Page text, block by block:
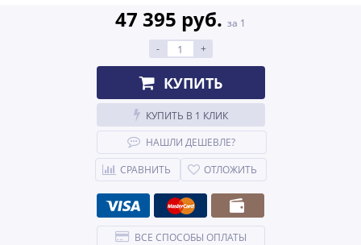
47 395 руб. за 1
-
+
КУПИТЬ
КУПИТЬ В 1 КЛИК
НАШЛИ ДЕШЕВЛЕ?
СРАВНИТЬ
ОТЛОЖИТЬ
ВСЕ СПОСОБЫ ОПЛАТЫ